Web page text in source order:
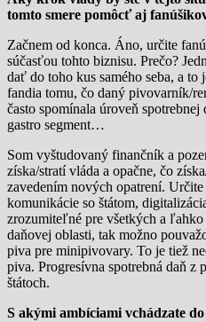
tomto smere pomôcť aj
Začnem od konca. Áno, určite
súčasťou tohto biznisu. Prečo?
dať do toho kus samého seba, a
fandia tomu, čo daný pivovarník/
často spomínala úroveň
gastro segment…
Som vyštudovaný finančník a
získa/stratí vláda a opačne, čo
zavedením nových opatrení.
komunikácie so štátom,
zrozumiteľné pre všetkých a
daňovej oblasti, tak možno
piva pre minipivovary. To je tiež
piva. Progresívna spotrebná daň
štátoch.
S akými ambíciami vchádzate